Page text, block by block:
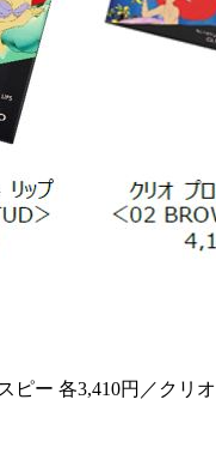
ー 各3,410円／クリ